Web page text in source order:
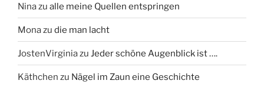
Ninazu alle meine Quellen entspringen
Monazu die man lacht
JostenVirginiazu Jeder schöne Augenblick ist ….
Käthchen zu Nägel im Zaun eine Geschichte